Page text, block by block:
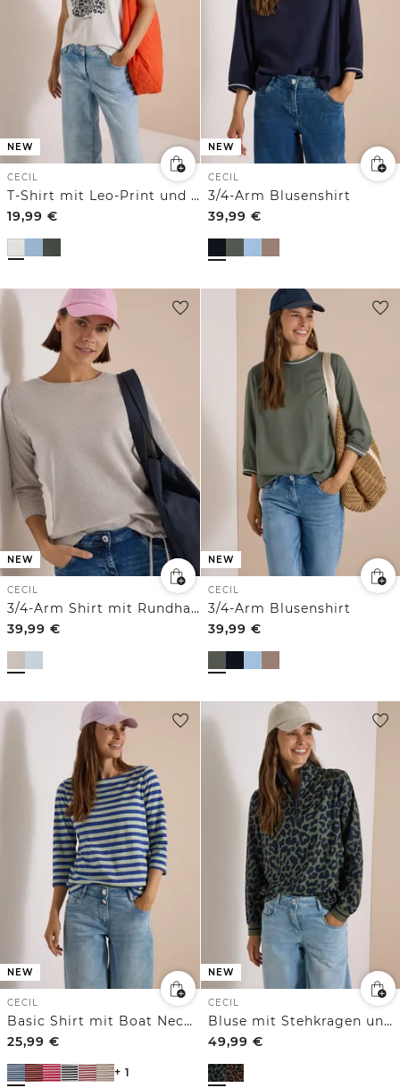
NEW
CECIL
T-Shirt mit Leo-Print und Foliendetails
19,99 €
NEW
CECIL
3/4-Arm Blusenshirt
39,99 €
NEW
CECIL
3/4-Arm Shirt mit Rundhals und Struktur
39,99 €
NEW
CECIL
3/4-Arm Blusenshirt
39,99 €
NEW
CECIL
Basic Shirt mit Boat Neck und Streifen
25,99 €
+ 1
NEW
CECIL
Bluse mit Stehkragen und Zipper
49,99 €